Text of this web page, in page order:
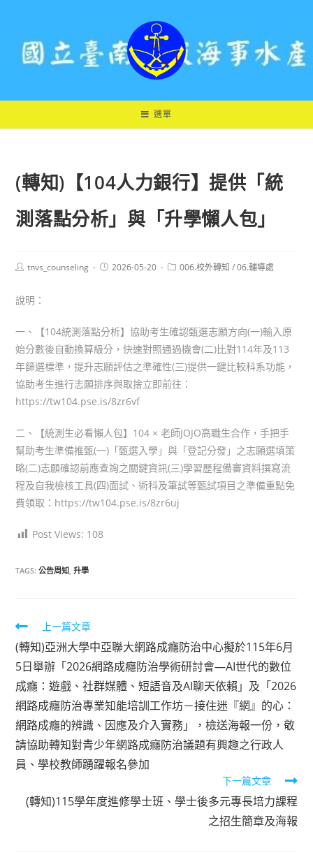
選單
(轉知)【104人力銀行】提供「統
測落點分析」與「升學懶人包」
Posttnvs_counseling
Post2026-05-20
Post006.校外轉知 / 06.輔導處
說明：
一、【104統測落點分析】協助考生確認甄選志願方向(一)輸入原
始分數後自動換算級分，快速對照通過機會(二)比對114年及113
年篩選標準，提升志願評估之準確性(三)提供一鍵比較科系功能，
協助考生進行志願排序與取捨立即前往：
https://tw104.pse.is/8zr6vf
二、【統測生必看懶人包】104 × 老師JOJO高職生合作，手把手
幫助考生準備推甄(一)「甄選入學」與「登記分發」之志願選填策
略(二)志願確認前應查詢之關鍵資訊(三)學習歷程備審資料撰寫流
程及自我檢核工具(四)面試、術科及筆試等甄試項目之準備重點免
費領取：https://tw104.pse.is/8zr6uj
Post Views: 108
TAGS:公告周知 升學
Read
more
articles
上一篇文章
(轉知)亞洲大學中亞聯大網路成癮防治中心擬於115年6月
5日舉辦「2026網路成癮防治學術研討會—AI世代的數位
成癮：遊戲、社群媒體、短語音及AI聊天依賴」及「2026
網路成癮防治專業知能培訓工作坊－接住迷『網』的心：
網路成癮的辨識、因應及介入實務」，檢送海報一份，敬
請協助轉知對青少年網路成癮防治議題有興趣之行政人
員、學校教師踴躍報名參加
下一篇文章
(轉知)115學年度進修學士班、學士後多元專長培力課程
之招生簡章及海報